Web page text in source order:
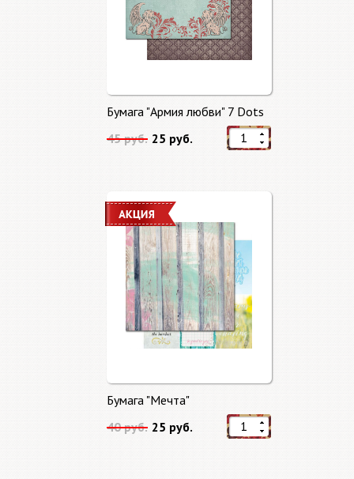
Бумага "Армия любви" 7 Dots
45 руб. 25 руб.
Бумага "Мечта"
40 руб. 25 руб.